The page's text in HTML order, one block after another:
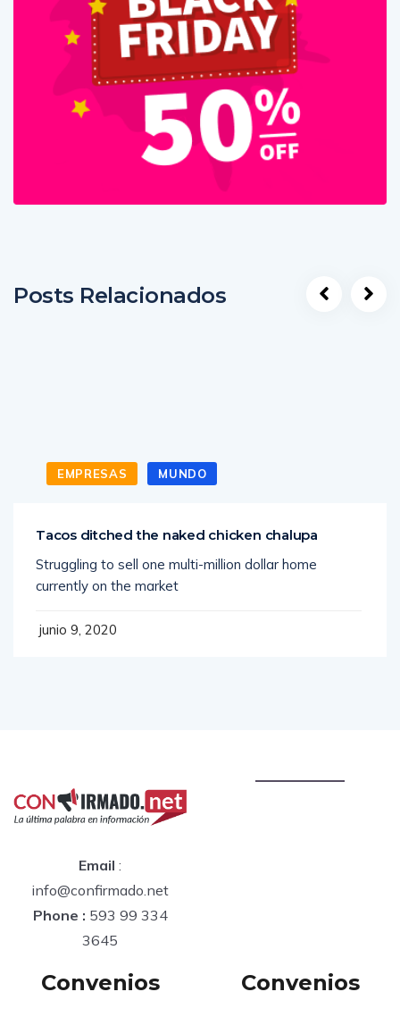
Posts Relacionados
EMPRESAS MUNDO
Tacos ditched the naked chicken chalupa
Struggling to sell one multi-million dollar home
currently on the market
junio 9, 2020
Email :
info@confirmado.net
Phone : 593 99 334
3645
Convenios Convenios